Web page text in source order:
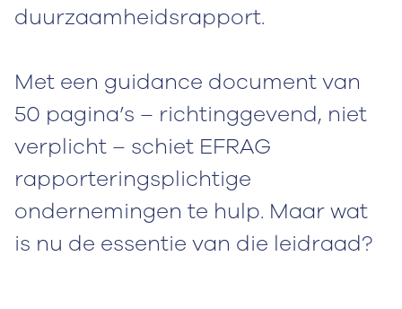
duurzaamheidsrapport.
Met een guidance document van
50 pagina’s – richtinggevend, niet
verplicht – schiet EFRAG
rapporteringsplichtige
ondernemingen te hulp. Maar wat
is nu de essentie van die leidraad?